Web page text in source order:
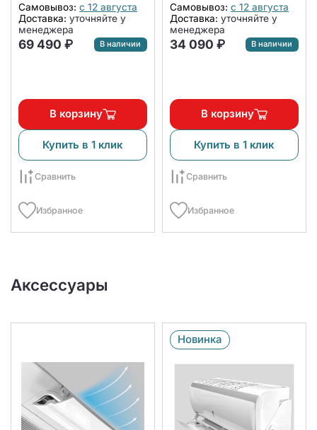
Самовывоз: с 12 августа
Доставка: уточняйте у
менеджера
69 490 ₽ В наличии
В корзину
Купить в 1 клик
Сравнить
Избранное
Самовывоз: с 12 августа
Доставка: уточняйте у
менеджера
34 090 ₽ В наличии
В корзину
Купить в 1 клик
Сравнить
Избранное
Аксессуары
Новинка